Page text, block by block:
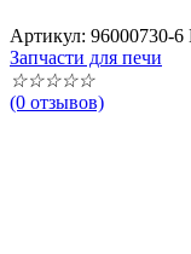
Артикул: 96000730-6
Запчасти для печи
☆☆☆☆☆
(0 отзывов)